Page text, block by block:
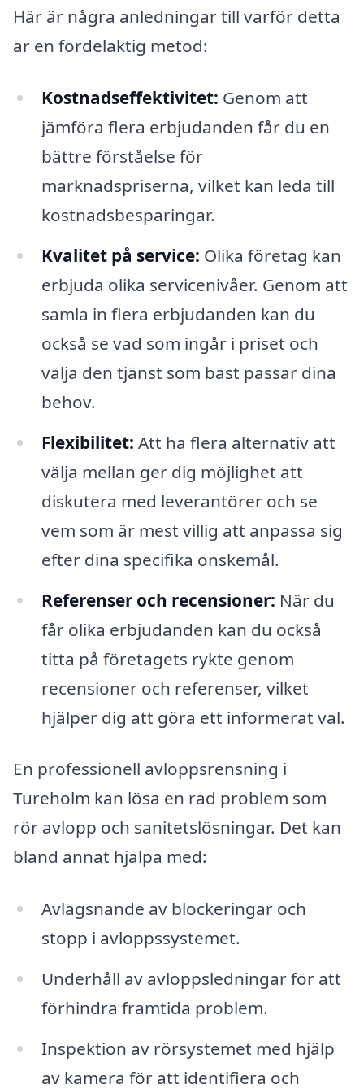
Här är några anledningar till varför detta
är en fördelaktig metod:
Kostnadseffektivitet: Genom att
jämföra flera erbjudanden får du en
bättre förståelse för
marknadspriserna, vilket kan leda till
kostnadsbesparingar.
Kvalitet på service: Olika företag kan
erbjuda olika servicenivåer. Genom att
samla in flera erbjudanden kan du
också se vad som ingår i priset och
välja den tjänst som bäst passar dina
behov.
Flexibilitet: Att ha flera alternativ att
välja mellan ger dig möjlighet att
diskutera med leverantörer och se
vem som är mest villig att anpassa sig
efter dina specifika önskemål.
Referenser och recensioner: När du
får olika erbjudanden kan du också
titta på företagets rykte genom
recensioner och referenser, vilket
hjälper dig att göra ett informerat val.
En professionell avloppsrensning i
Tureholm kan lösa en rad problem som
rör avlopp och sanitetslösningar. Det kan
bland annat hjälpa med:
Avlägsnande av blockeringar och
stopp i avloppssystemet.
Underhåll av avloppsledningar för att
förhindra framtida problem.
Inspektion av rörsystemet med hjälp
av kamera för att identifiera och